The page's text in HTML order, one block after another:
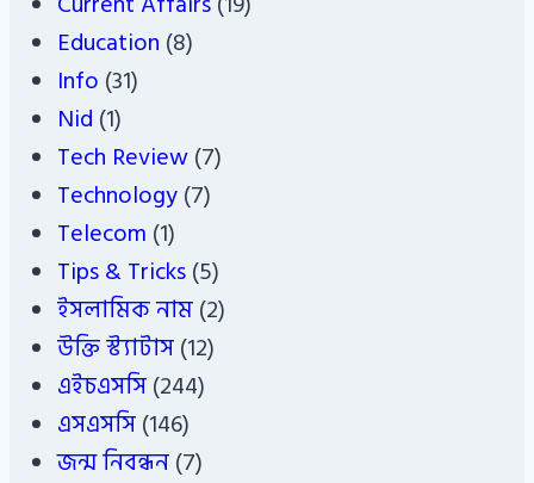
Education (8)
Info (31)
Nid (1)
Tech Review(7)
Technology(7)
Telecom (1)
Tips & Tricks(5)
ইসলামিক নাম(2)
উক্তি স্ট্যাটাস(12)
এইচএসসি(244)
এসএসসি(146)
জন্ম নিবন্ধন(7)